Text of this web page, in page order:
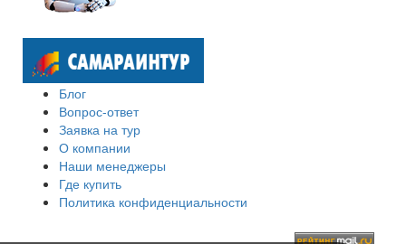
Блог
Вопрос-ответ
Заявка на тур
О компании
Наши менеджеры
Где купить
Политика конфиденциальности